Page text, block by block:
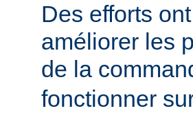
Des efforts
améliorer les
de la
fonctionner